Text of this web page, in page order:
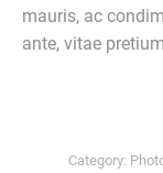
mauris, ac
ante, vitae
Category: